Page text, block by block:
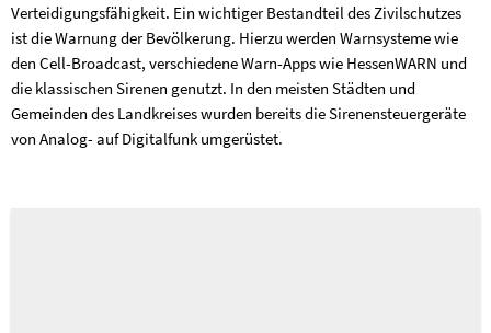
Verteidigungsfähigkeit. Ein wichtiger Bestandteil des Zivilschutzes
ist die Warnung der Bevölkerung. Hierzu werden Warnsysteme wie
den Cell-Broadcast, verschiedene Warn-Apps wie HessenWARN und
die klassischen Sirenen genutzt. In den meisten Städten und
Gemeinden des Landkreises wurden bereits die Sirenensteuergeräte
von Analog- auf Digitalfunk umgerüstet.